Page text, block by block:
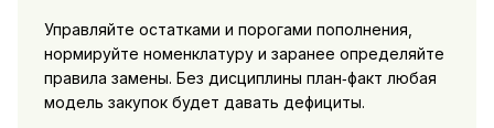
Управляйте остатками и порогами пополнения,
нормируйте номенклатуру и заранее определяйте
правила замены. Без дисциплины план‑факт любая
модель закупок будет давать дефициты.